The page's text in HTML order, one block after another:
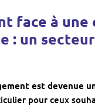
face à une
: un
est devenue
pour ceux